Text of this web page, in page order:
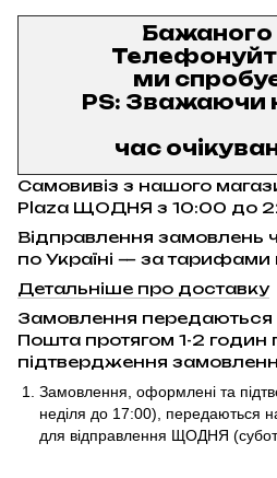
Бажаного
ми
PS: Зважаючи
час
Самовивіз з нашого
Plaza ЩОДНЯ з 10:00 до
Відправлення замовлень
по Україні — за тарифами
Детальніше про доставку
Замовлення передаються
Пошта протягом 1-2 годин
підтвердження
Замовлення, оформлені та
неділя до 17:00) , передаються
для відправлення ЩОДНЯ